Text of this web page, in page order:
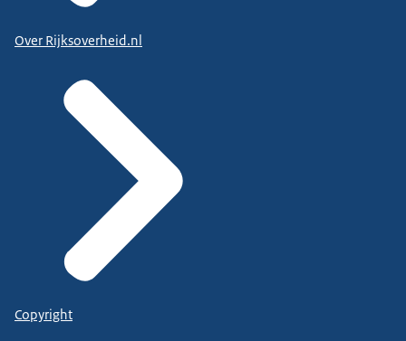
Over Rijksoverheid.nl
Copyright